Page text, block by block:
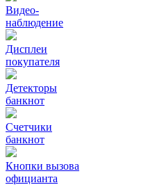
Видео‑
наблюдение
Дисплеи
покупателя
Детекторы
банкнот
Счетчики
банкнот
Кнопки вызова
официанта